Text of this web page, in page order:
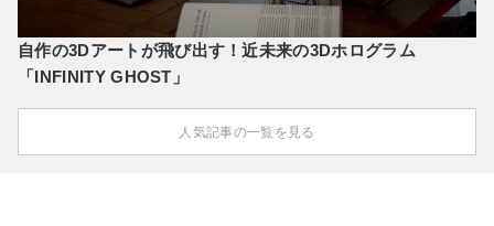
自作の3Dアートが飛び出す！近未来の3Dホログラム
「INFINITY GHOST」
人気記事の一覧を見る